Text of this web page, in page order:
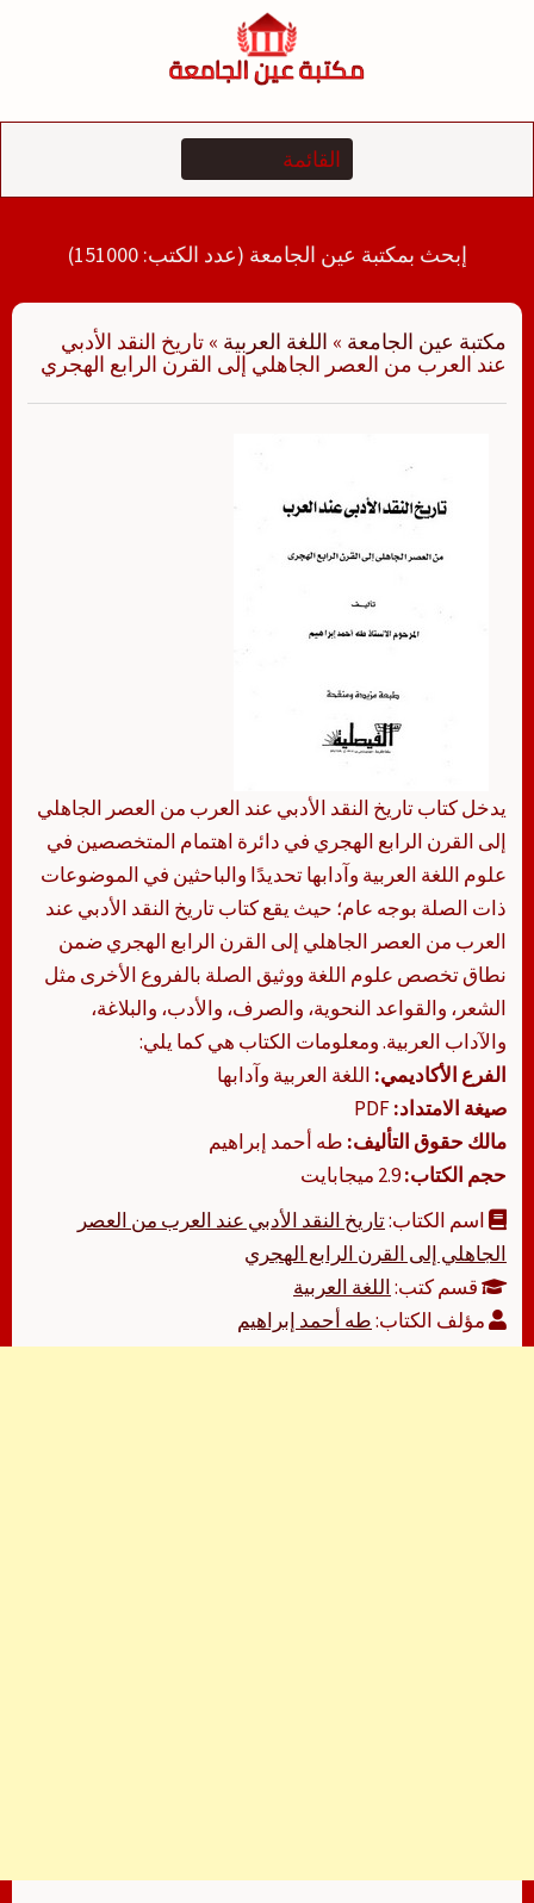
إبحث بمكتبة عين الجامعة (عدد الكتب: 151000)
مكتبة عين الجامعة » اللغة العربية » تاريخ النقد الأدبي
عند العرب من العصر الجاهلي إلى القرن الرابع الهجري
يدخل كتاب تاريخ النقد الأدبي عند العرب من العصر الجاهلي
إلى القرن الرابع الهجري في دائرة اهتمام المتخصصين في
علوم اللغة العربية وآدابها تحديدًا والباحثين في الموضوعات
ذات الصلة بوجه عام؛ حيث يقع كتاب تاريخ النقد الأدبي عند
العرب من العصر الجاهلي إلى القرن الرابع الهجري ضمن
نطاق تخصص علوم اللغة ووثيق الصلة بالفروع الأخرى مثل
الشعر، والقواعد النحوية، والصرف، والأدب، والبلاغة،
والآداب العربية. ومعلومات الكتاب هي كما يلي:
الفرع الأكاديمي: اللغة العربية وآدابها
صيغة الامتداد:
مالك حقوق التأليف: طه أحمد إبراهيم
حجم الكتاب:2.9 ميجابايت
اسم الكتاب:تاريخ النقد الأدبي عند العرب من العصر
الجاهلي إلى القرن الرابع الهجري
قسم كتب:اللغة العربية
مؤلف الكتاب:طه أحمد إبراهيم